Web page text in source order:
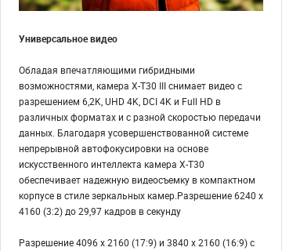
Универсальное видео
Обладая впечатляющими гибридными
возможностями, камера X-T30 III снимает видео с
разрешением 6,2K, UHD 4K, DCI 4K и Full HD в
различных форматах и с разной скоростью передачи
данных. Благодаря усовершенствованной системе
непрерывной автофокусировки на основе
искусственного интеллекта камера X-T30
обеспечивает надежную видеосъемку в компактном
корпусе в стиле зеркальных камер.Разрешение 6240 x
4160 (3:2) до 29,97 кадров в секунду
Разрешение 4096 x 2160 (17:9) и 3840 x 2160 (16:9) с